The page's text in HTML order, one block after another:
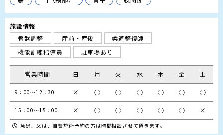
施設情報
骨盤調整
産前・産後
柔道整復師
機能訓練指導員
駐車場あり
営業時間 日 月 火 水 木 金 土
9：00～12：30 × ○ ○ ○ ○ ○ ○
15：00～15：00 × ○ ○ ○ ○ ○ ×
急患、又は、自費施術予約の方は時間相談させて頂きます。